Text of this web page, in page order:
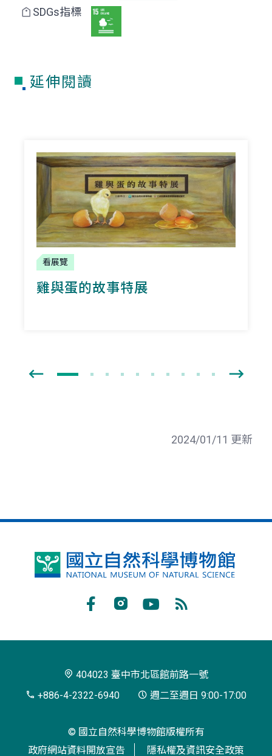
SDGs指標
延伸閱讀
看展覽
雞與蛋的故事特展
2024/01/11 更新
國
博
閱
404023 臺中市北區館前路一號
+886-4-2322-6940
週二至週日 9:00-17:00
© 國立自然科學博物館版權所有
政府網站資料開放宣告
隱私權及資訊安全政策